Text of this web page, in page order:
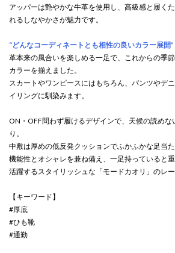
アッパーは艶やかな牛革を使用し、高級感と履く
れるしなやかさが魅力です。
“どんなコーディネートとも相性の良いカラー展開”
革本来の風合いを楽しめる一足で、これからの季
カラーを揃えました。
スカートやワンピースにはもちろん、パンツやデ
イリングに馴染みます。
ON・OFF問わず履けるデザインで、天候の読めな
り。
中敷は厚めの低反発クッションでふかふかな足当た
機能性とオシャレを兼ね備え、一足持っていると
活躍するスタイリッシュな「モードカオリ」のレ
【キーワード】
#厚底
#ひも靴
#通勤